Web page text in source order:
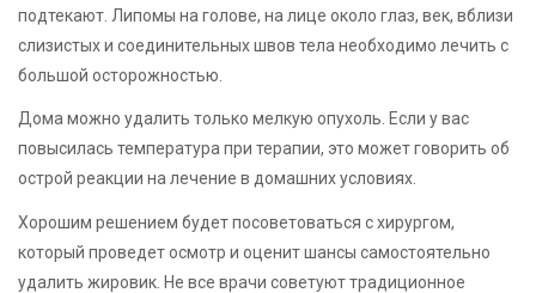
подтекают. Липомы на голове, на лице около глаз, век, вблизи
слизистых и соединительных швов тела необходимо лечить с
большой осторожностью.
Дома можно удалить только мелкую опухоль. Если у вас
повысилась температура при терапии, это может говорить об
острой реакции на лечение в домашних условиях.
Хорошим решением будет посоветоваться с хирургом,
который проведет осмотр и оценит шансы самостоятельно
удалить жировик. Не все врачи советуют традиционное